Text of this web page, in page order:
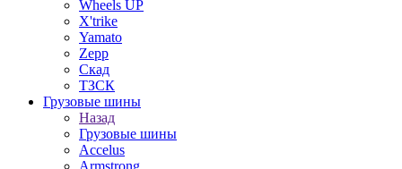
Wheels UP
X'trike
Yamato
Zepp
Скад
ТЗСК
Грузовые шины
Назад
Грузовые шины
Accelus
Armstrong